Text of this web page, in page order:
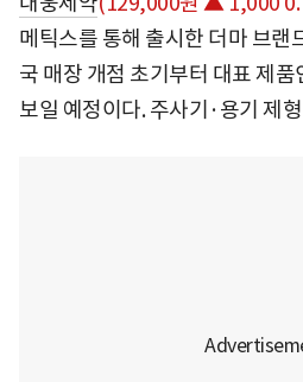
메틱스를 통해 출시한 더마 브랜
국 매장 개점 초기부터 대표 제
보일 예정이다. 주사기·용기 제